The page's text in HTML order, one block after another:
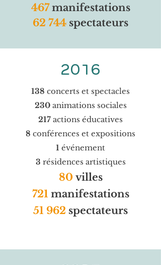
467manifestations
62 744 spectateurs
2016
138 concerts et spectacles
230animations sociales
217 actions éducatives
8 conférences et expositions
1 événement
3 résidences artistiques
80villes
721manifestations
51 962 spectateurs